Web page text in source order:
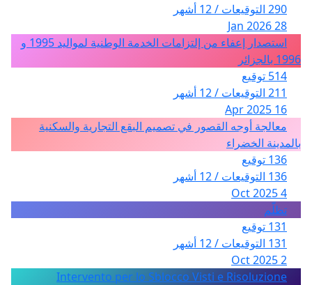
290 التوقيعات / 12 أشهر
28 Jan 2026
استصدار إعفاء من إلتزامات الخدمة الوطنية لمواليد 1995 و
1996 بالجزائر
514 توقيع
211 التوقيعات / 12 أشهر
16 Apr 2025
معالجة أوجه القصور في تصميم البقع التجارية والسكنية
بالمدينة الخضراء
136 توقيع
136 التوقيعات / 12 أشهر
4 Oct 2025
تظلّم
131 توقيع
131 التوقيعات / 12 أشهر
2 Oct 2025
Intervento per lo Sblocco Visti e Risoluzione